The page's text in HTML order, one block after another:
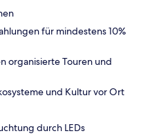
für mindestens 10%
organisierte Touren und
und Kultur vor Ort
durch LEDs